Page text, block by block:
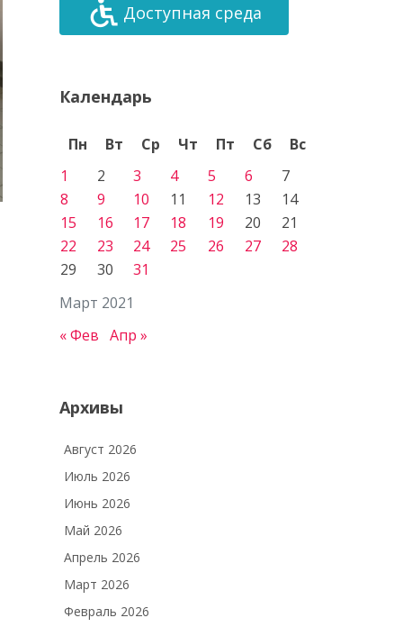
Доступная среда
Календарь
Март 2021
Пн Вт Ср Чт Пт Сб
Вс
1
2 3 4 5 6
7
8
9 10 11 12 13
14
15
16 17 18 19 20
21
22
23 24 25 26 27
28
29
30 31
« Фев Апр »
Архивы
Август 2026
Июль 2026
Июнь 2026
Май 2026
Апрель 2026
Март 2026
Февраль 2026